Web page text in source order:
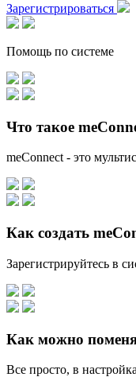
Зарегистрироваться
Помощь по системе
Что такое
meConnect - это
Как создать
Зарегистрируйтесь в
Как можно
Все просто, в